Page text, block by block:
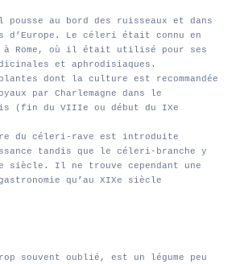
au bord des ruisseaux et dans
d’Europe. Le céleri était connu en
à Rome, où il était utilisé pour ses
et aphrodisiaques.
dont la culture est recommandée
par Charlemagne dans le
(fin du VIIIe ou début du IXe
du céleri-rave est introduite
tandis que le céleri-branche y
siècle. Il ne trouve cependant une
qu’au XIXe siècle
souvent oublié, est un légume peu